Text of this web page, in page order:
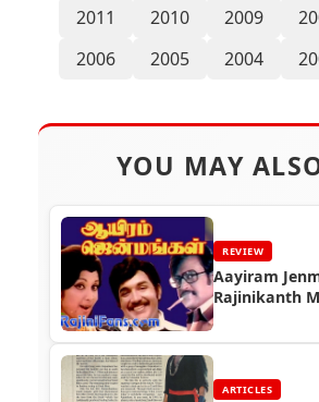
2011
2010 2009
2006
2005 2004
YOU MAY
REVIEW
Aayiram
Rajinikanth
ARTICLES